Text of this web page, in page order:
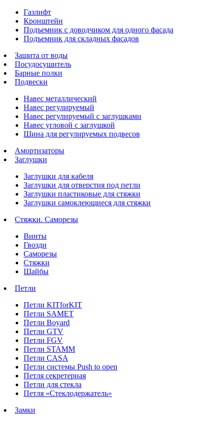
Газлифт
Кронштейн
Подъемник с доводчиком для одного фасада
Подъемник для складных фасадов
Защита от воды
Посудосушитель
Барные полки
Подвески
Навес металлический
Навес регулируемый
Навес регулируемый с заглушками
Навес угловой с заглушкой
Шина для регулируемых подвесов
Амортизаторы
Заглушки
Заглушки для кабеля
Заглушки для отверстия под петли
Заглушки пластиковые для стяжки
Заглушки самоклеющиеся для стяжки
Стяжки. Саморезы
Винты
Гвозди
Саморезы
Стяжки
Шайбы
Петли
Петли KITforKIT
Петли SAMET
Петли Boyard
Петли GTV
Петли FGV
Петли STAMM
Петли CASA
Петли системы Push to open
Петля секретерная
Петли для стекла
Петля «Стеклодержатель»
Замки